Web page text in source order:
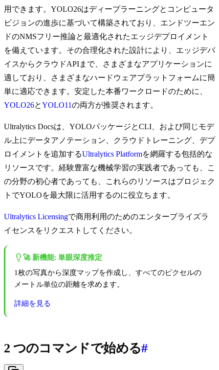
用できます。YOLO26はディープラーニングとコンピュータ
ビジョンの進歩に基づいて構築されており、エンドツーエン
ドのNMSフリー推論と最適化されたエッジデプロイメント
を備えています。その合理化された設計により、エッジデバ
イスからクラウドAPIまで、さまざまなアプリケーションに
適しており、さまざまなハードウェアプラットフォームに簡
単に適応できます。安定した本番ワークロードのために、
YOLO26とYOLO11の両方が推奨されます。
Ultralytics Docsは、YOLOパッケージとCLI、および同じモデ
ル上にデータアノテーション、クラウドトレーニング、デプ
ロイメントを追加するUltralytics Platformを網羅する包括的な
リソースです。経験豊富な機械学習の実践者であっても、こ
の分野の初心者であっても、これらのリソースはプロジェク
トでYOLOを最大限に活用するのに役立ちます。
Ultralytics Licensingで商用利用のためのエンタープライズラ
イセンスをリクエストしてください。
🚀 新機能: 単眼深度推定
1枚の写真から深度マップを作成し、すべてのピクセルの
メートル単位の距離を求めます。
詳細を見る
2 つのコマンドで始める#